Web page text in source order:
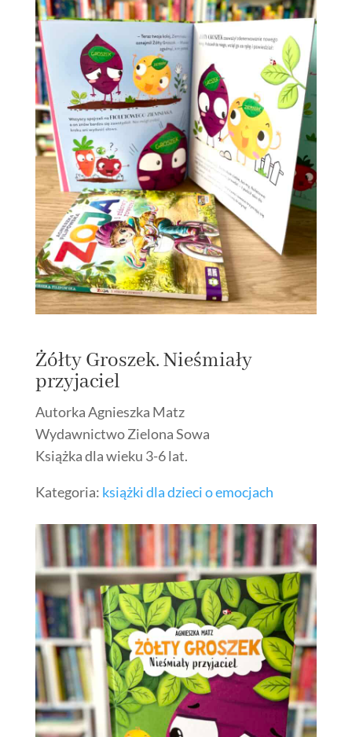
Żółty Groszek. Nieśmiały
przyjaciel
Autorka Agnieszka Matz
Wydawnictwo Zielona Sowa
Książka dla wieku 3-6 lat.
Kategoria: książki dla dzieci o emocjach